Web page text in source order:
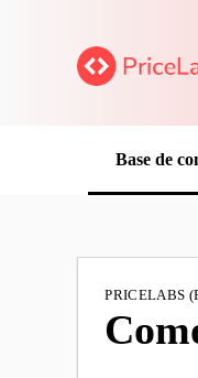
Base de
PRICELABS